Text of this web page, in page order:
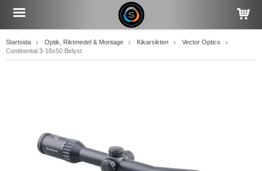
Startsida Optik, Riktmedel & Montage Kikarsikten
Vector Optics
Continental 3-18x50 Belyst